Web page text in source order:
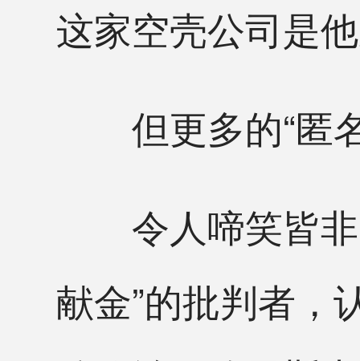
这家空壳公司是
但更多的“匿名
令人啼笑皆非
献金”的批判者，